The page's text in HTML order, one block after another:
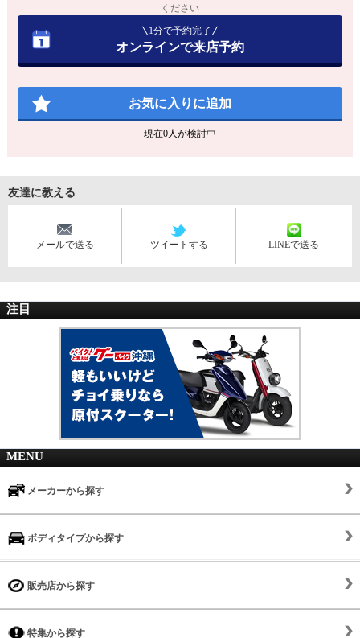
ください
1分で予約完了
オンラインで来店予約
お気に入りに追加
現在0人が検討中
友達に教える
メールで送る ツイートする LINEで送る
注目
MENU
メーカーから探す
ボディタイプから探す
販売店から探す
特集から探す